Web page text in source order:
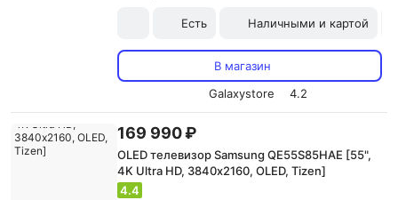
Есть Наличными и картой
В магазин
Galaxystore
4.2
169 990 ₽
OLED телевизор Samsung QE55S85HAE [55",
4K Ultra HD, 3840х2160, OLED, Tizen]
4.4